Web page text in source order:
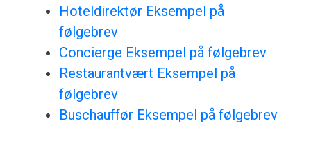
Hoteldirektør Eksempel på
følgebrev
Concierge Eksempel på følgebrev
Restaurantvært Eksempel på
følgebrev
Buschauffør Eksempel på følgebrev